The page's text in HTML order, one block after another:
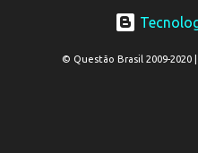
© Questão Brasil 2009-2020